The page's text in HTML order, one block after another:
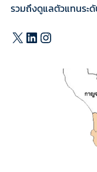
รวมถึงดูแลตัวแทนระ
X LinkedIn Instagram